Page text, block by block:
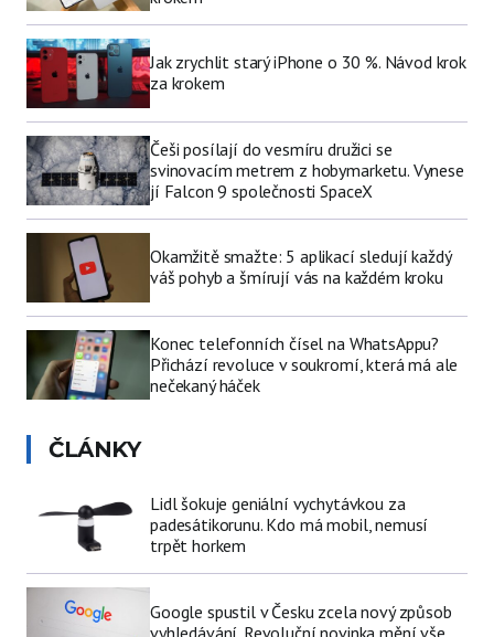
Jak zrychlit starý iPhone o 30 %. Návod krok
za krokem
Češi posílají do vesmíru družici se
svinovacím metrem z hobymarketu. Vynese
jí Falcon 9 společnosti SpaceX
Okamžitě smažte: 5 aplikací sledují každý
váš pohyb a šmírují vás na každém kroku
Konec telefonních čísel na WhatsAppu?
Přichází revoluce v soukromí, která má ale
nečekaný háček
ČLÁNKY
Lidl šokuje geniální vychytávkou za
padesátikorunu. Kdo má mobil, nemusí
trpět horkem
Google spustil v Česku zcela nový způsob
vyhledávání. Revoluční novinka mění vše